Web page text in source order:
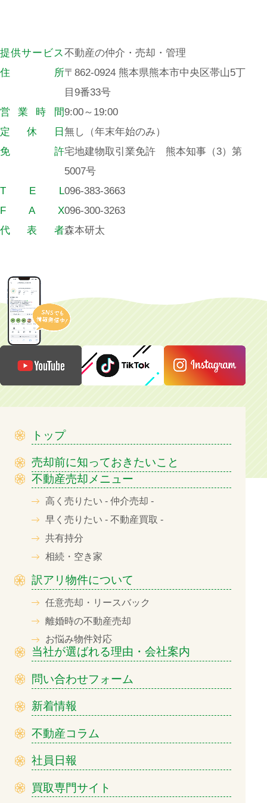
提供サー ビス不動産の仲介・売却・管理
住
所〒862-0924 熊本県熊本市中央区帯山5丁
目9番33号
営
業 時 間9:00～19:00
定
休 日 無し（年末年始のみ）
免
許宅地建物取引業免許 熊本知事（3）第
5007号
T
E L096-383-3663
F
A X096-300-3263
代
表 者森本研太
トップ
売却前に知っておきたいこと
不動産売却メニュー
高く売りたい - 仲介売却 -
早く売りたい - 不動産買取 -
共有持分
相続・空き家
訳アリ物件について
任意売却・リースバック
離婚時の不動産売却
お悩み物件対応
当社が選ばれる理由・会社案内
問い合わせフォーム
新着情報
不動産コラム
社員日報
買取専門サイト